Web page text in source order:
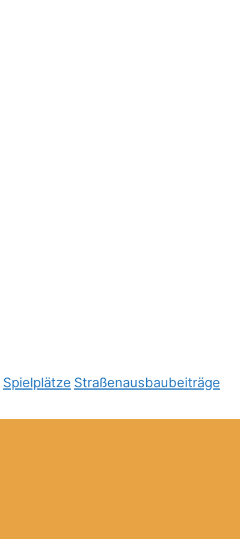
Spielplätze Straßenausbaubeiträge